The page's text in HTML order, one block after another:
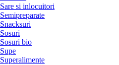
Sare si inlocuitori
Semipreparate
Snacksuri
Sosuri
Sosuri bio
Supe
Superalimente